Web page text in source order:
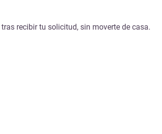
recibir tu solicitud, sin moverte de casa.